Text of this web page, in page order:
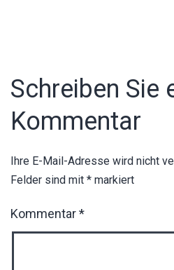
Schreiben Sie
Kommentar
Ihre E-Mail-Adresse wird nicht
Felder sind mit * markiert
Kommentar*